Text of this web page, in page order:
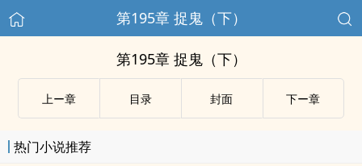
第195章 捉鬼（下）
第195章 捉鬼（下）
上ー章 目录 封面 下ー章
热门小说推荐